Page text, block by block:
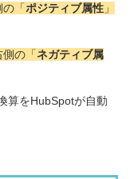
の「ポジティブ属性 」
側の「ネガティブ属
算をHubSpotが自動